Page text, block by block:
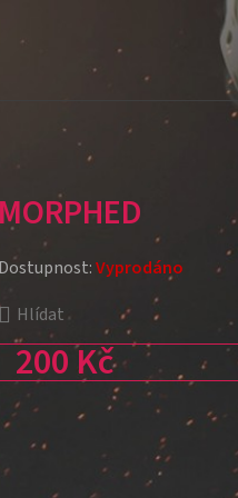
MORPHED
Hlídat
200 Kč
Měrná cena:
Dostupnost:Vyprodáno